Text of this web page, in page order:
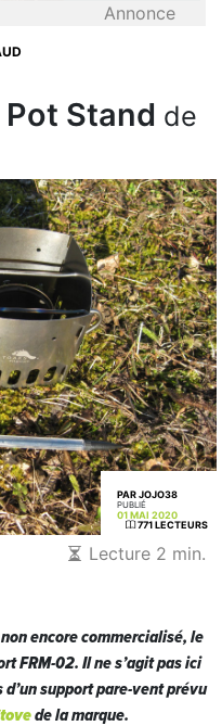
Annonce
Stand de
PAR JOJO38
PUBLIÉ
01 MAI 2020
771 LECTEURS
Lecture 2 min.
encore commercialisé, le
FRM-02. Il ne s’agit pas ici
support pare-vent prévu
de la marque.